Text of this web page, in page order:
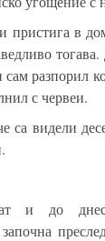
пристига в
разпорил
с червеи.
са видели
и до